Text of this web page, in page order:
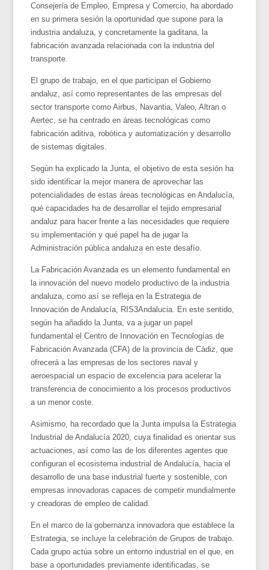
Consejería de Empleo, Empresa y Comercio, ha abordado
en su primera sesión la oportunidad que supone para la
industria andaluza, y concretamente la gaditana, la
fabricación avanzada relacionada con la industria del
transporte.
El grupo de trabajo, en el que participan el Gobierno
andaluz, así como representantes de las empresas del
sector transporte como Airbus, Navantia, Valeo, Altran o
Aertec, se ha centrado en áreas tecnológicas como
fabricación aditiva, robótica y automatización y desarrollo
de sistemas digitales.
Según ha explicado la Junta, el objetivo de esta sesión ha
sido identificar la mejor manera de aprovechar las
potencialidades de estas áreas tecnológicas en Andalucía,
qué capacidades ha de desarrollar el tejido empresarial
andaluz para hacer frente a las necesidades que requiere
su implementación y qué papel ha de jugar la
Administración pública andaluza en este desafío.
La Fabricación Avanzada es un elemento fundamental en
la innovación del nuevo modelo productivo de la industria
andaluza, como así se refleja en la Estrategia de
Innovación de Andalucía, RIS3Andalucia. En este sentido,
según ha añadido la Junta, va a jugar un papel
fundamental el Centro de Innovación en Tecnologías de
Fabricación Avanzada (CFA) de la provincia de Cádiz, que
ofrecerá a las empresas de los sectores naval y
aeroespacial un espacio de excelencia para acelerar la
transferencia de conocimiento a los procesos productivos
a un menor coste.
Asimismo, ha recordado que la Junta impulsa la Estrategia
Industrial de Andalucía 2020, cuya finalidad es orientar sus
actuaciones, así como las de los diferentes agentes que
configuran el ecosistema industrial de Andalucía, hacia el
desarrollo de una base industrial fuerte y sostenible, con
empresas innovadoras capaces de competir mundialmente
y creadoras de empleo de calidad.
En el marco de la gobernanza innovadora que establece la
Estrategia, se incluye la celebración de Grupos de trabajo.
Cada grupo actúa sobre un entorno industrial en el que, en
base a oportunidades previamente identificadas, se